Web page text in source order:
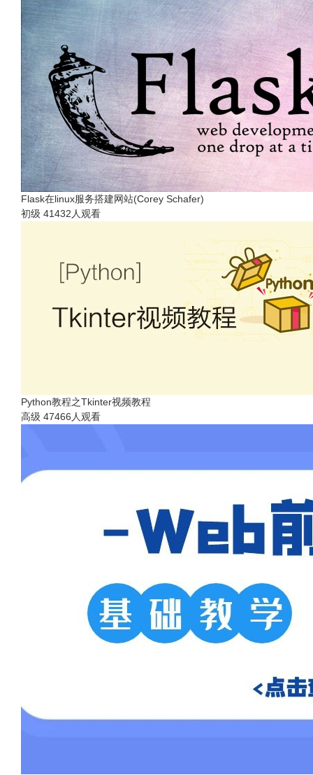
Flask在linux服务搭建网站(Corey Schafer)
初级 41432人观看
Python教程之Tkinter视频教程
高级 47466人观看